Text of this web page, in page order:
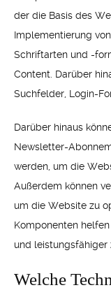
der die Basis des
Implementierung
Schriftarten und -
Content. Darüber
Suchfelder, Login-
Darüber hinaus
Newsletter-
werden, um die
Außerdem können
um die Website zu
Komponenten
und leistungsfähiger
Welche